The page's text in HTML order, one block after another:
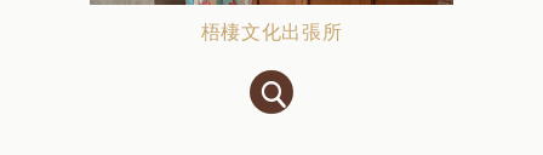
梧棲文化出張所